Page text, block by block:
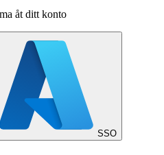
åt ditt konto
SSO